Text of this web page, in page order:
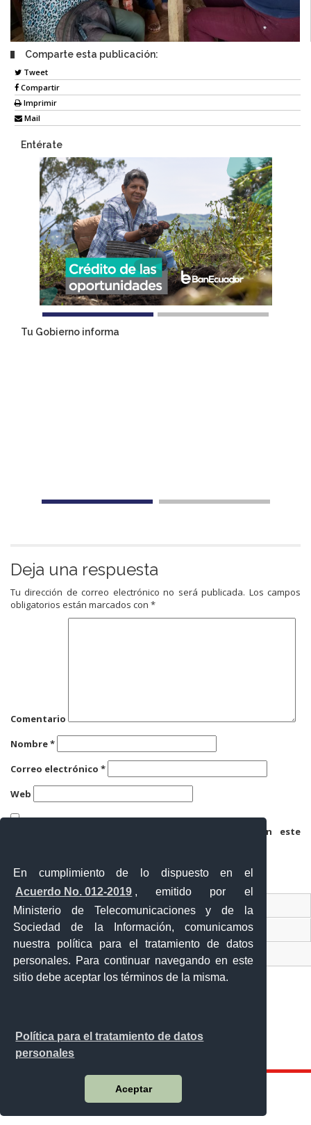
En cumplimiento de lo dispuesto en el
Acuerdo No. 012-2019 , emitido por el
Ministerio de Telecomunicaciones y de la
Sociedad de la Información, comunicamos
nuestra política para el tratamiento de datos
personales. Para continuar navegando en este
sitio debe aceptar los términos de la misma.
Política para el tratamiento de datos
personales
Aceptar
Comparte esta publicación:
Tweet
Compartir
Imprimir
Mail
Entérate
Tu Gobierno informa
Deja una respuesta
Tu dirección de correo electrónico no será publicada. Los campos
obligatorios están marcados con *
Comentario
Nombre*
Correo electrónico *
Web
Guarda mi nombre, correo electrónico y web en este
Contacto Ciudadano
Ventanilla Única de Comercio Exterior
Sistema Nacional de Información (SNI)
Calle 12 de febrero y Vicente Rocafuerte
Orellana - Ecuador